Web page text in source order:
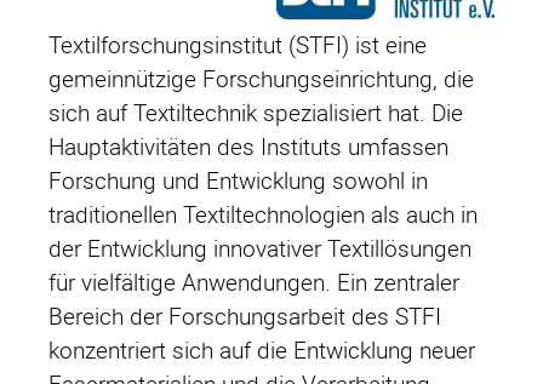
Textilforschungsinstitut (STFI) ist eine
gemeinnützige Forschungseinrichtung, die
sich auf Textiltechnik spezialisiert hat. Die
Hauptaktivitäten des Instituts umfassen
Forschung und Entwicklung sowohl in
traditionellen Textiltechnologien als auch in
der Entwicklung innovativer Textillösungen
für vielfältige Anwendungen. Ein zentraler
Bereich der Forschungsarbeit des STFI
konzentriert sich auf die Entwicklung neuer